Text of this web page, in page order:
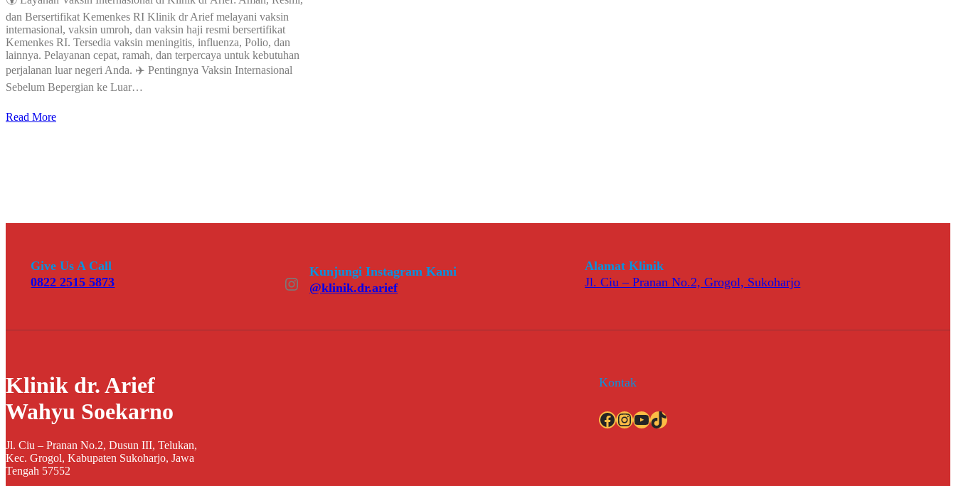
dan Bersertifikat Kemenkes RI Klinik dr Arief melayani vaksin
internasional, vaksin umroh, dan vaksin haji resmi bersertifikat
Kemenkes RI. Tersedia vaksin meningitis, influenza, Polio, dan
lainnya. Pelayanan cepat, ramah, dan terpercaya untuk kebutuhan
perjalanan luar negeri Anda. ✈️ Pentingnya Vaksin Internasional
Sebelum Bepergian ke Luar…
Read More
Give Us A Call
0822 2515 5873
Instagram
Kunjungi Instagram Kami
@klinik.dr.arief
Alamat Klinik
Jl. Ciu – Pranan No.2, Grogol, Sukoharjo
Klinik dr. Arief
Wahyu Soekarno
Jl. Ciu – Pranan No.2, Dusun III, Telukan,
Kec. Grogol, Kabupaten Sukoharjo, Jawa
Tengah 57552
Kontak
Facebook InstagramYouTube TikTok